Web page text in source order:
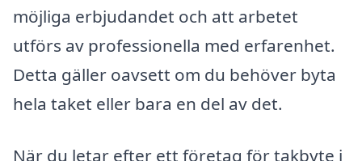
möjliga erbjudandet och att arbetet
utförs av professionella med erfarenhet.
Detta gäller oavsett om du behöver byta
hela taket eller bara en del av det.
När du letar efter ett företag för takbyte i